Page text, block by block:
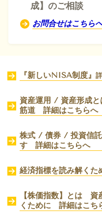
成】のご相談
お問合せはこちら
『新しいNISA制度』
資産運用 / 資産形成と
筋道 詳細はこちらへ
株式 / 債券 / 投資信
す 詳細はこちらへ
経済指標を読み解く
【株価指数】とは 資
くために 詳細はこち